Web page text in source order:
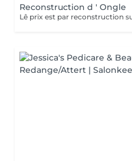
Reconstruction d ' Ongle